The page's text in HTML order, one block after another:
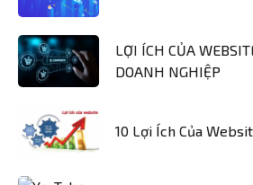
LỢI ÍCH CỦA
DOANH NGHIỆP
10 Lợi Ích Của